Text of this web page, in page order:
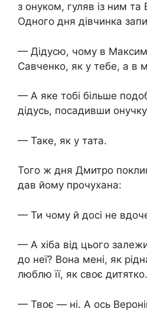
з онуком, гуляв із ним та
Одного дня дівчинка
— Дідусю, чому в
Савченко, як у тебе, а в
— А яке тобі більше
дідусь, посадивши
— Таке, як у тата.
Того ж дня Дмитро
дав йому прочухана:
— Ти чому й досі не
— А хіба від цього
до неї? Вона мені, як
люблю її, як своє дитятко.
— Твоє — ні. А ось